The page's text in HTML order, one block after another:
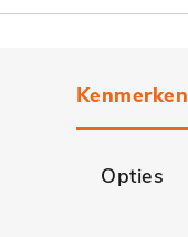
Kenmerken
Opties